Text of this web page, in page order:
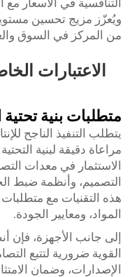
التنافسية في الأسعار
ويُعزّز مزيج تحسين
من المركز في السوق
الاعتبارات
متطلبات بنية تحتية
يتطلب التنفيذ الناجح
مراعاة دقيقة لبنية
الاستثمار في معدات
التصميم، وأنظمة ضبط
هذه التقنيات مع
المواد، ومعايير الجودة.
إلى جانب الأجهزة، فإن
القوية ضرورية لتتبع
الإصدارات، وضمان